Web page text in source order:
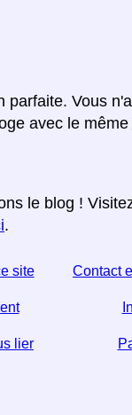
parfaite. Vous
avec le même
le blog !
.
site Contact
lier